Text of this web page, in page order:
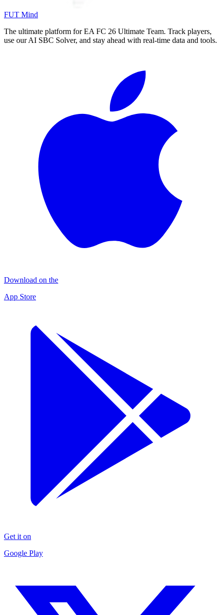
FUT Mind
The ultimate platform for EA FC 26 Ultimate Team. Track players,
use our AI SBC Solver, and stay ahead with real-time data and tools.
Download on the
App Store
Get it on
Google Play